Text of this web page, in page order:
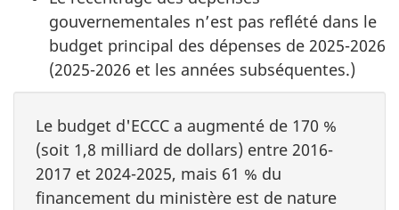
gouvernementales n’est pas reflété dans le
budget principal des dépenses de 2025-2026
(2025-2026 et les années subséquentes.)
Le budget d'ECCC a augmenté de 170 %
(soit 1,8 milliard de dollars) entre 2016-
2017 et 2024-2025, mais 61 % du
financement du ministère est de nature